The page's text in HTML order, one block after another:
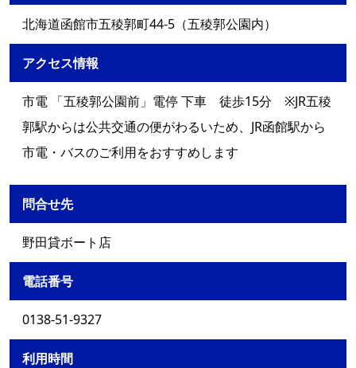
北海道函館市五稜郭町44-5（五稜郭公園内）
アクセス情報
市電 「五稜郭公園前」電停 下車 徒歩15分 ※JR五稜
郭駅からは公共交通の便がわるいため、JR函館駅から
市電・バスのご利用をおすすめします
問合せ先
野田貸ボート店
電話番号
0138-51-9327
利用時間